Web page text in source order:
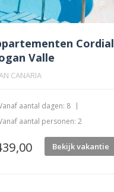
Cordial
Valle
CANARIA
aantal dagen: 8
aantal personen: 2
Bekijk vakantie